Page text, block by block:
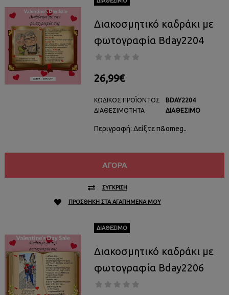
Διακοσμητικό καδράκι με
φωτογραφία Bday2204
26,99€
ΚΩΔΙΚΌΣ ΠΡΟΪΌΝΤΟΣ
ΔΙΑΘΕΣΙΜΌΤΗΤΑ
BDAY2204
ΔΙΑΘΈΣΙΜΟ
Περιγραφή: Δείξτε π&omeg..
ΑΓΟΡΆ
ΣΎΓΚΡΙΣΗ
ΠΡΟΣΘΉΚΗ ΣΤΑ ΑΓΑΠΗΜΈΝΑ ΜΟΥ
ΔΙΑΘΈΣΙΜΟ
Διακοσμητικό καδράκι με
φωτογραφία Bday2206